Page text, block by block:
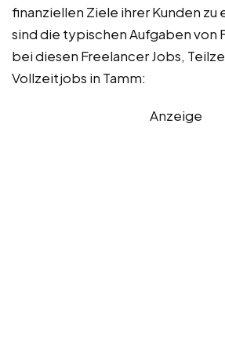
finanziellen Ziele ihrer Kunden zu
sind die typischen Aufgaben von
bei diesen Freelancer Jobs,
Vollzeitjobs in Tamm:
Anzeige